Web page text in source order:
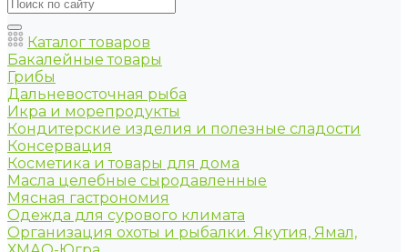
Каталог товаров
Бакалейные товары
Грибы
Дальневосточная рыба
Икра и морепродукты
Кондитерские изделия и полезные сладости
Консервация
Косметика и товары для дома
Масла целебные сыродавленные
Мясная гастрономия
Одежда для сурового климата
Организация охоты и рыбалки. Якутия, Ямал,